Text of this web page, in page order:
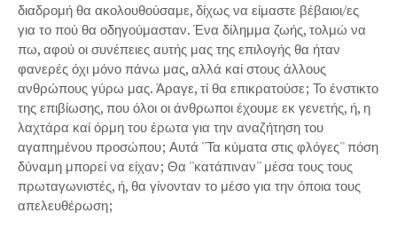
διαδρομή θα ακολουθούσαμε, δίχως να είμαστε βέβαιοι/ες
για το πού θα οδηγούμασταν. Ένα δίλημμα ζωής, τολμώ να
πω, αφού οι συνέπειες αυτής μας της επιλογής θα ήταν
φανερές όχι μόνο πάνω μας, αλλά καί στους άλλους
ανθρώπους γύρω μας. Άραγε, τί θα επικρατούσε; Το ένστικτο
της επιβίωσης, που όλοι οι άνθρωποι έχουμε εκ γενετής, ή, η
λαχτάρα καί όρμη του έρωτα για την αναζήτηση του
αγαπημένου προσώπου; Αυτά ''Τα κύματα στις φλόγες'' πόση
δύναμη μπορεί να είχαν; Θα ''κατάπιναν'' μέσα τους τους
πρωταγωνιστές, ή, θα γίνονταν το μέσο για την όποια τους
απελευθέρωση;